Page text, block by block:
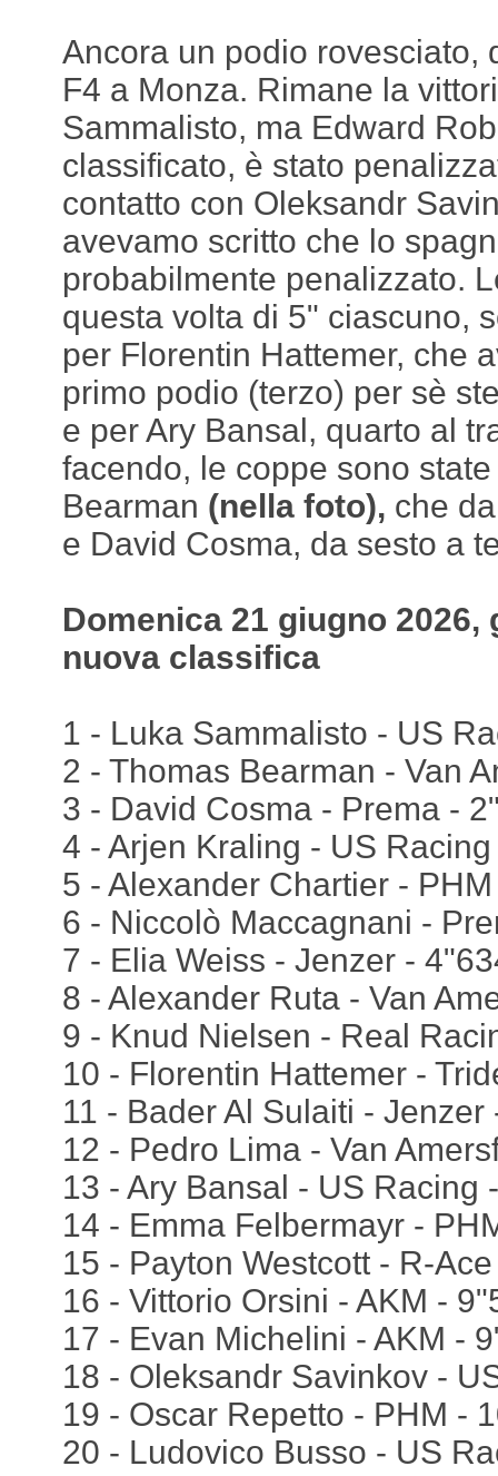
Ancora un podio rovesciato,
F4 a Monza. Rimane la
Sammalisto, ma Edward
classificato, è stato
contatto con Oleksandr
avevamo scritto che lo
probabilmente penalizzato.
questa volta di 5" ciascuno,
per Florentin Hattemer, che
primo podio (terzo) per sè
e per Ary Bansal, quarto al
facendo, le coppe sono
Bearman (nella foto), che
e David Cosma, da sesto a
Domenica 21 giugno 2026,
nuova classifica
1 - Luka Sammalisto - US
2 - Thomas Bearman - Van
3 - David Cosma - Prema -
4 - Arjen Kraling - US
5 - Alexander Chartier -
6 - Niccolò Maccagnani -
7 - Elia Weiss - Jenzer -
8 - Alexander Ruta - Van
9 - Knud Nielsen - Real
10 - Florentin Hattemer -
11 - Bader Al Sulaiti - Jenzer
12 - Pedro Lima - Van
13 - Ary Bansal - US Racing
14 - Emma Felbermayr -
15 - Payton Westcott - R-
16 - Vittorio Orsini - AKM -
17 - Evan Michelini - AKM -
18 - Oleksandr Savinkov -
19 - Oscar Repetto - PHM -
20 - Ludovico Busso - US